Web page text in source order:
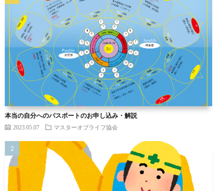
本当の自分へのパスポートのお申し込み・解説
2023.05.07 マスターオブライフ協会